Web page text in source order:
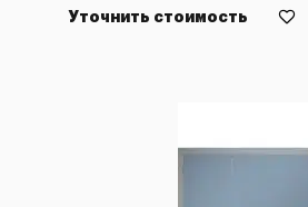
Уточнить стоимость